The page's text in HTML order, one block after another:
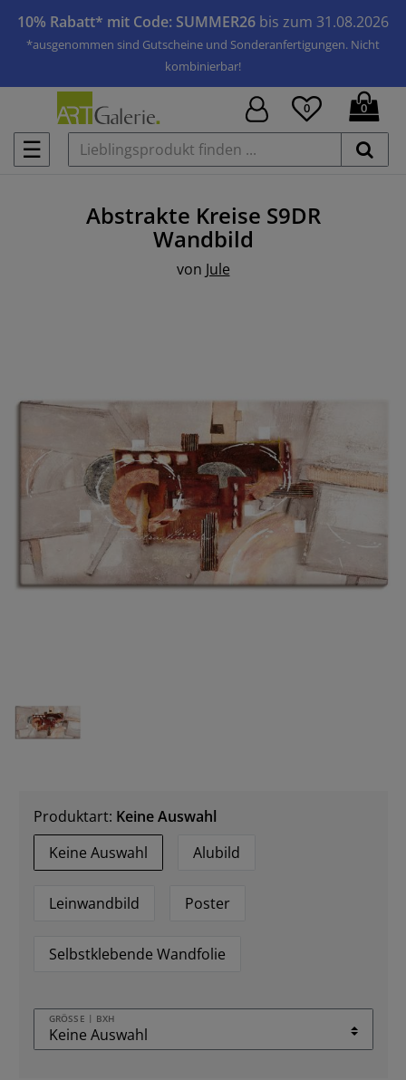
10% Rabatt* mit Code: SUMMER26 bis zum 31.08.2026
*ausgenommen sind Gutscheine und Sonderanfertigungen. Nicht
kombinierbar!
☰
0 0
Abstrakte Kreise S9DR
Wandbild
von Jule
Produktart: Keine Auswahl
Keine Auswahl
Alubild
Leinwandbild Poster
Selbstklebende Wandfolie
GRÖSSE | BXH